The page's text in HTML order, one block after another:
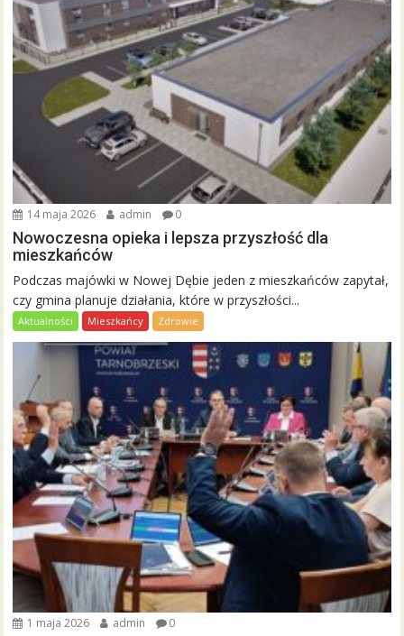
14 maja 2026 admin 0
Nowoczesna opieka i lepsza przyszłość dla
mieszkańców
Podczas majówki w Nowej Dębie jeden z mieszkańców zapytał,
czy gmina planuje działania, które w przyszłości...
Aktualności Mieszkańcy Zdrowie
1 maja 2026 admin 0